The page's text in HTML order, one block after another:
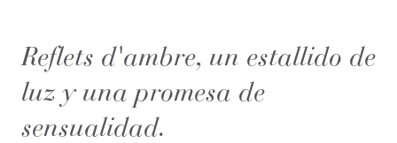
Reflets d'ambre, un estallido de
luz y una promesa de
sensualidad.